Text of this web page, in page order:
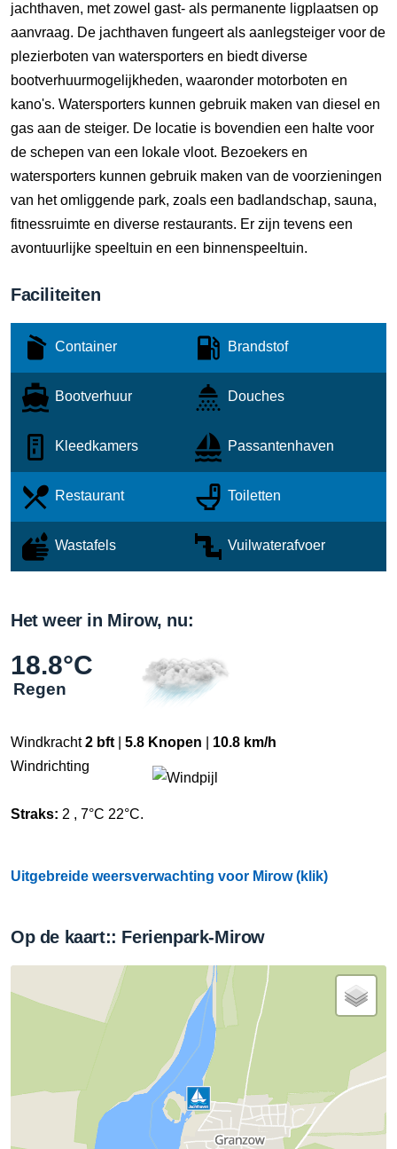
jachthaven, met zowel gast- als permanente ligplaatsen op
aanvraag. De jachthaven fungeert als aanlegsteiger voor de
plezierboten van watersporters en biedt diverse
bootverhuurmogelijkheden, waaronder motorboten en
kano's. Watersporters kunnen gebruik maken van diesel en
gas aan de steiger. De locatie is bovendien een halte voor
de schepen van een lokale vloot. Bezoekers en
watersporters kunnen gebruik maken van de voorzieningen
van het omliggende park, zoals een badlandschap, sauna,
fitnessruimte en diverse restaurants. Er zijn tevens een
avontuurlijke speeltuin en een binnenspeeltuin.
Faciliteiten
Container Brandstof
Bootverhuur Douches
Kleedkamers Passantenhaven
Restaurant Toiletten
Wastafels Vuilwaterafvoer
Het weer in Mirow, nu:
18.8°C
Regen
Windkracht2 bft 5.8 Knopen
10.8 km/h
Windrichting
Straks: 2 , 7°C 22°C.
Uitgebreide weersverwachting voor Mirow (klik)
Op de kaart:: Ferienpark-Mirow